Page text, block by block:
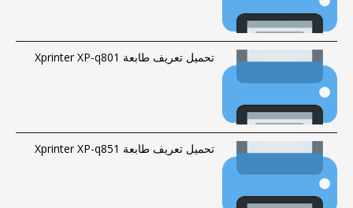
تحميل تعريف طابعة Xprinter XP-q801
تحميل تعريف طابعة Xprinter XP-q851